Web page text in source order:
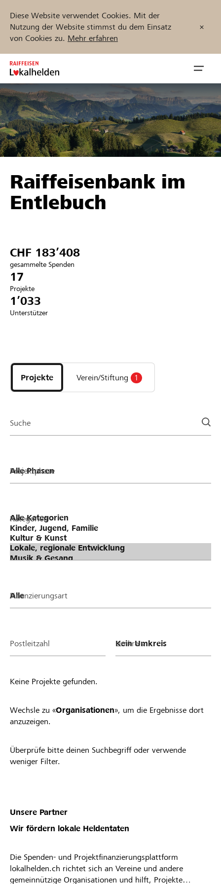
Diese Website verwendet Cookies. Mit der
Nutzung der Website stimmst du dem Einsatz
von Cookies zu. Mehr erfahren
Zum
Inhalt
springen
öffnen
Unterstützen
Hilfe & Support
Anmelden
Projekte und Organisationen finden
Jetzt starten
DE FR IT
Raiffeisenbank im
Entlebuch
CHF 183’408
gesammelte Spenden
17
Projekte
1’033
Unterstützer
Projekte
und
Organisationen
Projekte Verein/Stiftung 1
Suche
Projektphase
Kategorien
Finanzierungsart
Postleitzahl Umkreis
Keine Projekte gefunden.
Wechsle zu «Organisationen», um die Ergebnisse dort
anzuzeigen.
Überprüfe bitte deinen Suchbegriff oder verwende
weniger Filter.
Unsere Partner
Wir fördern lokale Heldentaten
Die Spenden- und Projektfinanzierungsplattform
lokalhelden.ch richtet sich an Vereine und andere
gemeinnützige Organisationen und hilft, Projekte